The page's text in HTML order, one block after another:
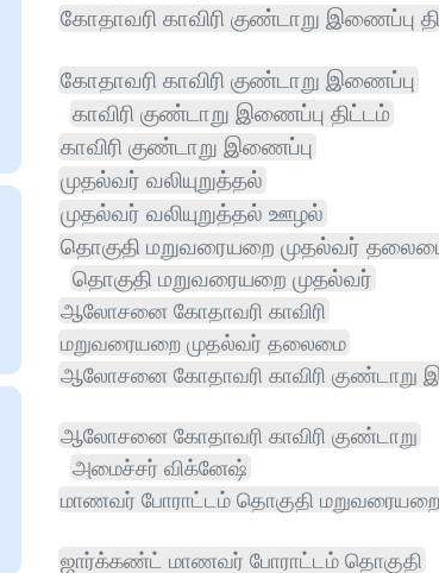
கோதாவரி காவிரி குண்டாறு இணைப்பு
கோதாவரி காவிரி குண்டாறு இணைப்பு
காவிரி குண்டாறு இணைப்பு திட்டம்
காவிரி குண்டாறு இணைப்பு
முதல்வர் வலியுறுத்தல்
முதல்வர் வலியுறுத்தல் ஊழல்
தொகுதி மறுவரையறை முதல்வர்
தொகுதி மறுவரையறை முதல்வர்
ஆலோசனை கோதாவரி காவிரி
மறுவரையறை முதல்வர் தலைமை
ஆலோசனை கோதாவரி காவிரி குண்டாறு
ஆலோசனை கோதாவரி காவிரி குண்டாறு
அமைச்சர் விக்னேஷ்
மாணவர் போராட்டம் தொகுதி மறுவரையறை
ஜார்க்கண்ட் மாணவர் போராட்டம் தொகுதி